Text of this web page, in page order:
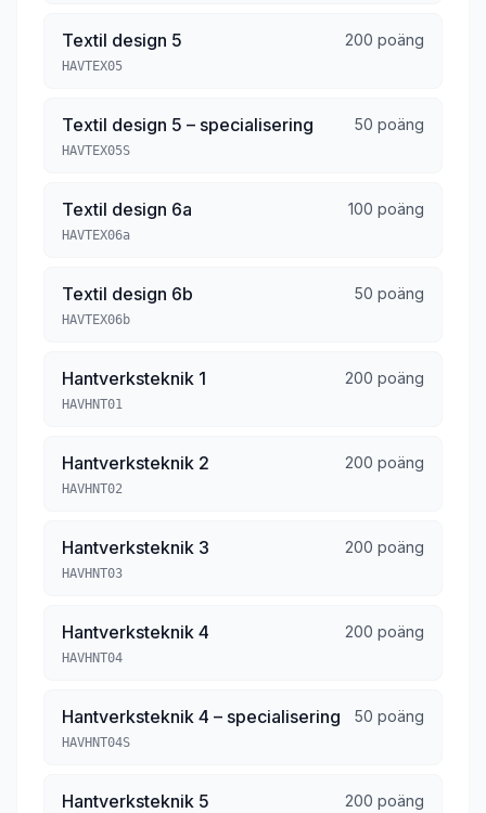
Textil design 5 200 poäng
HAVTEX05
Textil design 5 – specialisering 50 poäng
HAVTEX05S
Textil design 6a 100 poäng
HAVTEX06a
Textil design 6b 50 poäng
HAVTEX06b
Hantverksteknik 1 200 poäng
HAVHNT01
Hantverksteknik 2 200 poäng
HAVHNT02
Hantverksteknik 3 200 poäng
HAVHNT03
Hantverksteknik 4 200 poäng
HAVHNT04
Hantverksteknik 4 – specialisering 50 poäng
HAVHNT04S
Hantverksteknik 5 200 poäng